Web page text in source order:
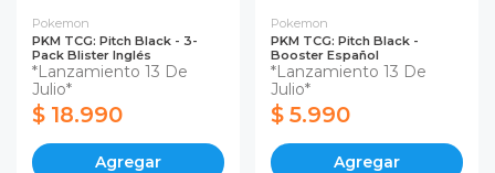
Pokemon
PKM TCG: Pitch Black - 3-
Pack Blister Inglés
*Lanzamiento 13 De
Julio*
$ 18.990
Agregar
Pokemon
PKM TCG: Pitch Black -
Booster Español
*Lanzamiento 13 De
Julio*
$ 5.990
Agregar